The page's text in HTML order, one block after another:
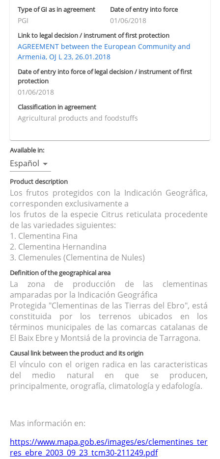
Type of GI as in agreement
PGI
Date of entry into force
01/06/2018
Link to legal decision / instrument of first protection
AGREEMENT between the European Community and
Armenia, OJ L 23, 26.01.2018
Date of entry into force of legal decision / instrument of first
protection
01/06/2018
Classification in agreement
Agricultural products and foodstuffs
Available in:
Español
Product description
Los frutos protegidos con la Indicación Geográfica,
corresponden exclusivamente a
los frutos de la especie Citrus reticulata procedente
de las variedades siguientes:
1. Clementina Fina
2. Clementina Hernandina
3. Clemenules (Clementina de Nules)
Definition of the geographical area
La zona de producción de las clementinas
amparadas por la Indicación Geográfica
Protegida "Clementinas de las Tierras del Ebro", está
constituida por los terrenos ubicados en los
términos municipales de las comarcas catalanas de
El Baix Ebre y Montsiá de la provincia de Tarragona.
Causal link between the product and its origin
El vínculo con el origen radica en las caracteristicas
del medio natural en que se producen,
principalmente, orografía, climatología y edafología.
Mas información en:
https://www.mapa.gob.es/images/es/clementines_ter
res_ebre_2003_09_23_tcm30-211249.pdf